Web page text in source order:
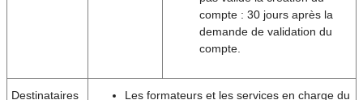
compte : 30 jours après la
demande de validation du
compte.
Destinataires
Les formateurs et les services en charge du